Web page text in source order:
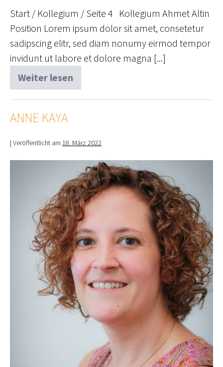
Start / Kollegium / Seite 4 Kollegium Ahmet Altin
Position Lorem ipsum dolor sit amet, consetetur
sadipscing elitr, sed diam nonumy eirmod tempor
invidunt ut labore et dolore magna [...]
Weiter lesen
Ali
Kececigil
ANNE KAYA
| Veröffentlicht am 18. März 2022